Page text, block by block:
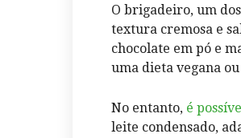
O brigadeiro, um
textura ‌cremosa e
chocolate em pó e
uma dieta ‌vegana
No entanto, é‍
leite condensado,